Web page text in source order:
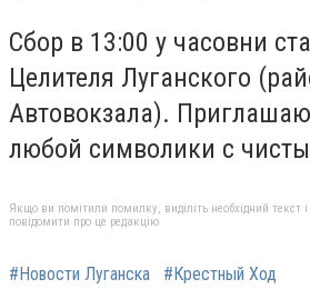
Сбор в 13:00 у часовни
Целителя Луганского
Автовокзала).
любой символики с
Якщо ви помітили помилку, виділіть необхідний текст
повідомити про це редакцію
#Новости Луганска #Крестный Ход